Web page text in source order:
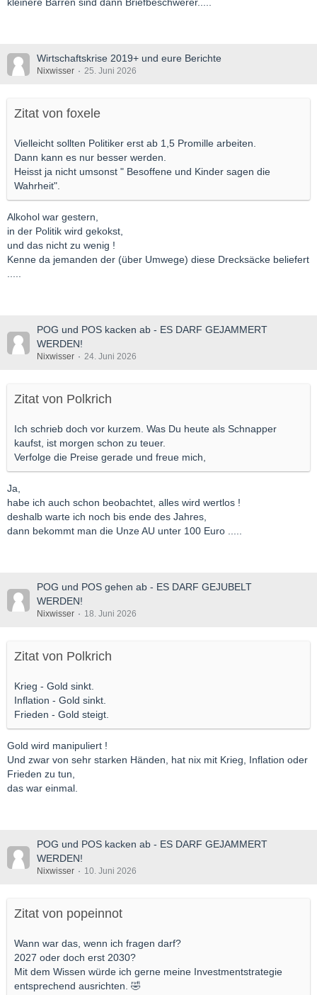
kleinere Barren sind dann Briefbeschwerer.....
Wirtschaftskrise 2019+ und eure Berichte
Nixwisser 25. Juni 2026
Zitat von foxele
Vielleicht sollten Politiker erst ab 1,5 Promille arbeiten.
Dann kann es nur besser werden.
Heisst ja nicht umsonst " Besoffene und Kinder sagen die
Wahrheit".
Alkohol war gestern,
in der Politik wird gekokst,
und das nicht zu wenig !
Kenne da jemanden der (über Umwege) diese Drecksäcke beliefert
.....
POG und POS kacken ab - ES DARF GEJAMMERT
WERDEN!
Nixwisser 24. Juni 2026
Zitat von Polkrich
Ich schrieb doch vor kurzem. Was Du heute als Schnapper
kaufst, ist morgen schon zu teuer.
Verfolge die Preise gerade und freue mich,
Ja,
habe ich auch schon beobachtet, alles wird wertlos !
deshalb warte ich noch bis ende des Jahres,
dann bekommt man die Unze AU unter 100 Euro .....
POG und POS gehen ab - ES DARF GEJUBELT
WERDEN!
Nixwisser 18. Juni 2026
Zitat von Polkrich
Krieg - Gold sinkt.
Inflation - Gold sinkt.
Frieden - Gold steigt.
Gold wird manipuliert !
Und zwar von sehr starken Händen, hat nix mit Krieg, Inflation oder
Frieden zu tun,
das war einmal.
POG und POS kacken ab - ES DARF GEJAMMERT
WERDEN!
Nixwisser 10. Juni 2026
Zitat von popeinnot
Wann war das, wenn ich fragen darf?
2027 oder doch erst 2030?
Mit dem Wissen würde ich gerne meine Investmentstrategie
entsprechend ausrichten. 🤣